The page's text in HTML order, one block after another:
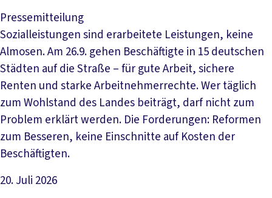
Pressemitteilung
Sozialleistungen sind erarbeitete Leistungen, keine
Almosen. Am 26.9. gehen Beschäftigte in 15 deutschen
Städten auf die Straße – für gute Arbeit, sichere
Renten und starke Arbeitnehmerrechte. Wer täglich
zum Wohlstand des Landes beiträgt, darf nicht zum
Problem erklärt werden. Die Forderungen: Reformen
zum Besseren, keine Einschnitte auf Kosten der
Beschäftigten.
20. Juli 2026